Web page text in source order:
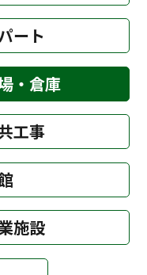
ート
・倉庫
工事
施設